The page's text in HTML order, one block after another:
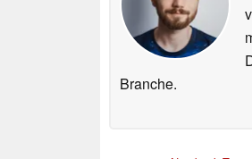
Branche.